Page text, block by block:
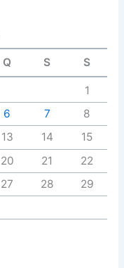
Q S S
1
6 7
8
13 14
15
20 21
22
27 28
29